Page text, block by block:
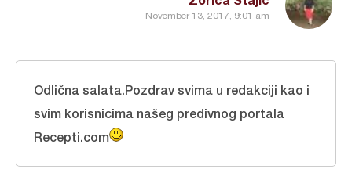
November 13, 2017, 9:01 am
Odlična salata.Pozdrav svima u redakciji kao i
svim korisnicima našeg predivnog portala
Recepti.com